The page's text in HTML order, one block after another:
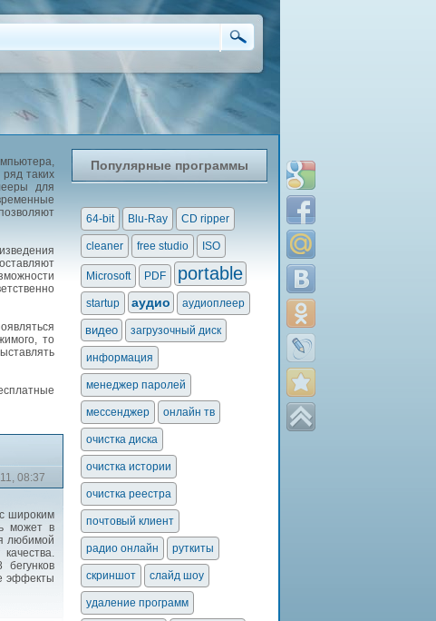
таких
для
то
08:37
широким
может в
любимой
эффекты
Популярные программы
64-bit Blu-Ray CD ripper
cleaner free studio ISO
Microsoft PDF portable
startup аудио аудиоплеер
видео загрузочный диск
информация
менеджер паролей
мессенджер онлайн тв
очистка диска
очистка истории
очистка реестра
почтовый клиент
радио онлайн руткиты
скриншот слайд шоу
удаление программ